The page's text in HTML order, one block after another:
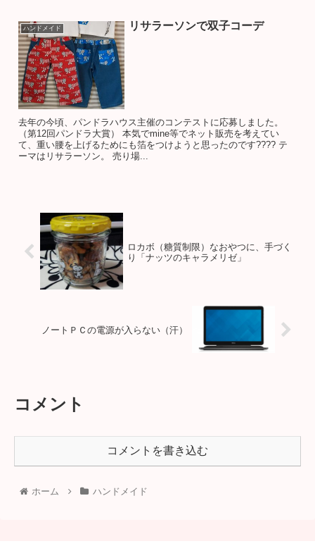
ハンドメイド リサラーソンで双子コーデ
去年の今頃、パンドラハウス主催のコンテストに応募しました。
（第12回パンドラ大賞） 本気でmine等でネット販売を考えてい
て、重い腰を上げるためにも箔をつけようと思ったのです???? テ
ーマはリサラーソン。 売り場...
ロカボ（糖質制限）なおやつに、手づく
り「ナッツのキャラメリゼ」
ノートＰＣの電源が入らない（汗）
コメント
コメントを書き込む
ホーム ハンドメイド